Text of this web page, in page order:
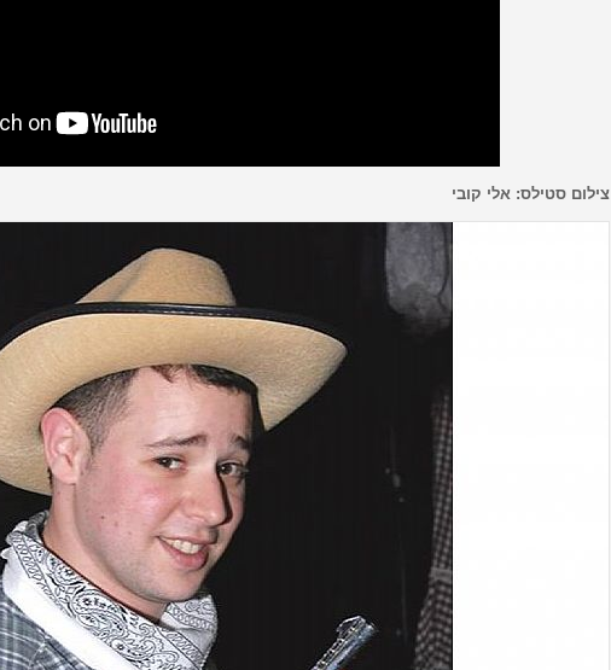
צילום סטילס: אלי קובי